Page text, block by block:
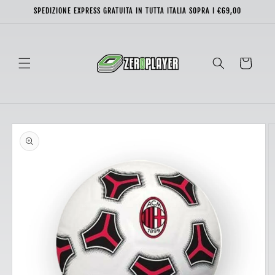
direttamente
SPEDIZIONE EXPRESS GRATUITA IN TUTTA ITALIA SOPRA I €69,00
Carrello
Passa alle
informazioni
sul prodotto